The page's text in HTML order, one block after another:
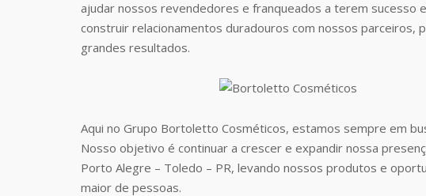
ajudar nossos revendedores e franqueados a terem sucesso
construir relacionamentos duradouros com nossos parceiros,
grandes resultados.
Aqui no Grupo Bortoletto Cosméticos, estamos sempre em
Nosso objetivo é continuar a crescer e expandir nossa
Porto Alegre – Toledo – PR, levando nossos produtos e
maior de pessoas.